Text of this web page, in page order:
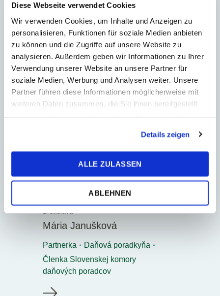
Diese Webseite verwendet Cookies
Wir verwenden Cookies, um Inhalte und Anzeigen zu
personalisieren, Funktionen für soziale Medien anbieten
zu können und die Zugriffe auf unsere Website zu
analysieren. Außerdem geben wir Informationen zu Ihrer
Verwendung unserer Website an unsere Partner für
soziale Medien, Werbung und Analysen weiter. Unsere
Partner führen diese Informationen möglicherweise mit
weiteren Daten zusammen, die Sie ihnen bereitgestellt
Details zeigen
ALLE ZULASSEN
ABLEHNEN
Kontaktná osoba
Mária Janušková
Partnerka
Daňová poradkyňa
Členka Slovenskej komory
daňových poradcov